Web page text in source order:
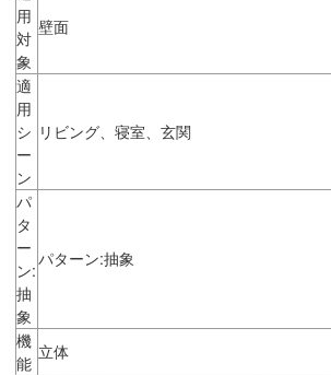
用
対
象
壁面
適
用
シ
ー
ン
リビング、寝室、玄関
パ
タ
ー
ン:
抽
象
パターン:抽象
機
能
立体